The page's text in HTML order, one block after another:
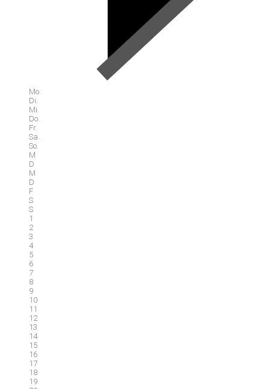
Mo.
Di.
Mi.
Do.
Fr.
Sa.
So.
M
D
M
D
F
S
S
1
2
3
4
5
6
7
8
9
10
11
12
13
14
15
16
17
18
19